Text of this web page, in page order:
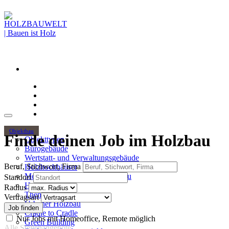
Objektbau
Objekttypen
Bürogebäude
Wertstatt- und Verwaltungsgebäude
Holzhochhäuser
Mehrgeschossiger Wohnungsbau
Hallenbau
Themen
Urbaner Holzbau
Cradle to Cradle
Green Building
Finde deinen Job im Holzbau
Beruf, Stichwort, Firma
Standort
Radius
Vertragsart
Nur Jobs mit Homeoffice, Remote möglich